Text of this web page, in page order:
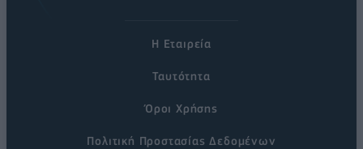
Η Εταιρεία
Ταυτότητα
Όροι Χρήσης
Πολιτική Προστασίας Δεδομένων